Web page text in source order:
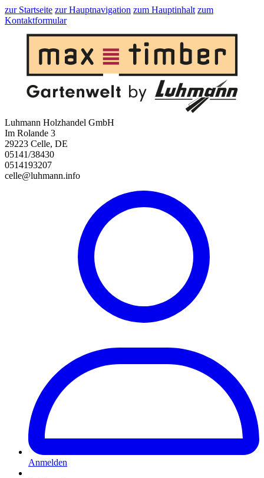
zur Startseite zur Hauptnavigation zum Hauptinhalt zum
Kontaktformular
Luhmann Holzhandel GmbH
Im Rolande 3
29223 Celle, DE
05141/38430
0514193207
celle@luhmann.info
Anmelden